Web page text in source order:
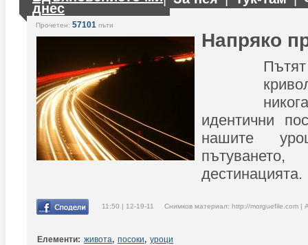
днес
Прочетен: 57101 пъти
Напряко
идентични
нашите
дестинацията.
11:50 | 12-19-11 Снимков материал: http://morguefile.com |
Елементи: живота, посоки, уроци